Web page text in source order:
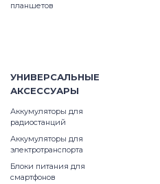
планшетов
УНИВЕРСАЛЬНЫЕ
АКСЕССУАРЫ
Аккумуляторы для
радиостанций
Аккумуляторы для
электротранспорта
Блоки питания для
смартфонов